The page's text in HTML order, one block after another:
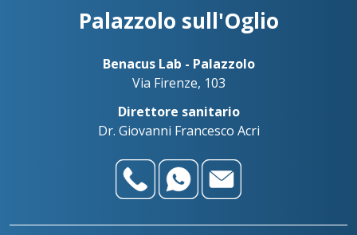
Palazzolo sull'Oglio
Benacus Lab - Palazzolo
Via Firenze, 103
Direttore sanitario
Dr. Giovanni Francesco Acri